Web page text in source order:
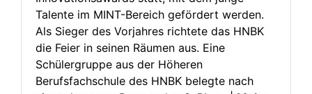
Talente im MINT-Bereich gefördert werden.
Als Sieger des Vorjahres richtete das HNBK
die Feier in seinen Räumen aus. Eine
Schülergruppe aus der Höheren
Berufsfachschule des HNBK belegte nach